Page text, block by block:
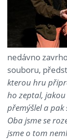
nedávno
souboru,
kterou hru
ho zeptal,
přemýšlel a
Oba jsme se
jsme o tom